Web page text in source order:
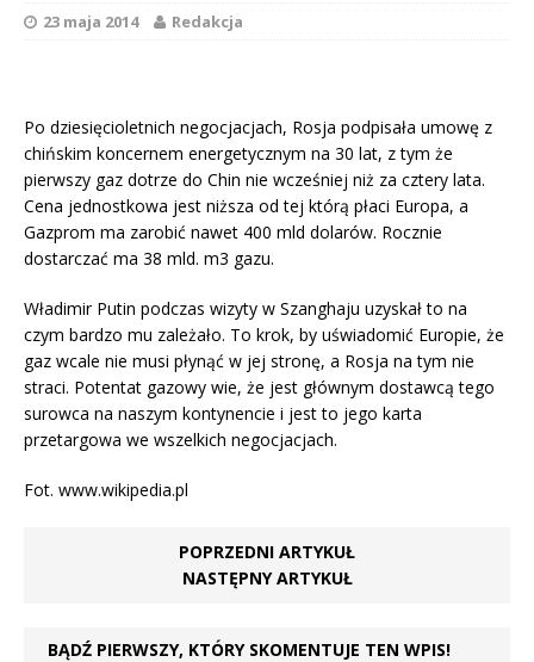
23 maja 2014 Redakcja
Po dziesięcioletnich negocjacjach, Rosja podpisała umowę z
chińskim koncernem energetycznym na 30 lat, z tym że
pierwszy gaz dotrze do Chin nie wcześniej niż za cztery lata.
Cena jednostkowa jest niższa od tej którą płaci Europa, a
Gazprom ma zarobić nawet 400 mld dolarów. Rocznie
dostarczać ma 38 mld. m3 gazu.
Władimir Putin podczas wizyty w Szanghaju uzyskał to na
czym bardzo mu zależało. To krok, by uświadomić Europie, że
gaz wcale nie musi płynąć w jej stronę, a Rosja na tym nie
straci. Potentat gazowy wie, że jest głównym dostawcą tego
surowca na naszym kontynencie i jest to jego karta
przetargowa we wszelkich negocjacjach.
Fot. www.wikipedia.pl
POPRZEDNI ARTYKUŁ
NASTĘPNY ARTYKUŁ
BĄDŹ PIERWSZY, KTÓRY SKOMENTUJE TEN WPIS!